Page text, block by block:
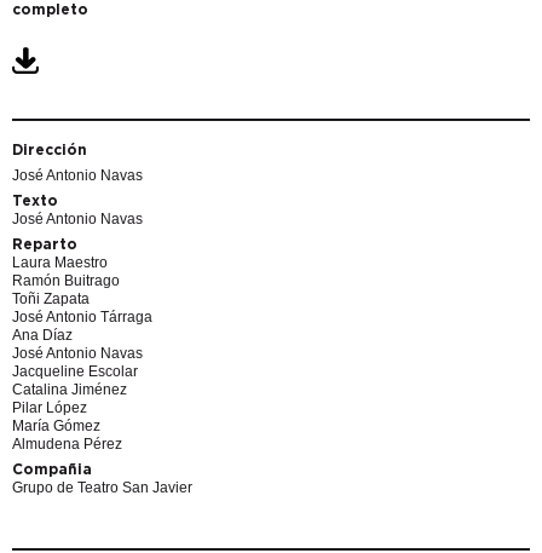
completo
Dirección
José Antonio Navas
Texto
José Antonio Navas
Reparto
Laura Maestro
Ramón Buitrago
Toñi Zapata
José Antonio Tárraga
Ana Díaz
José Antonio Navas
Jacqueline Escolar
Catalina Jiménez
Pilar López
María Gómez
Almudena Pérez
Compañia
Grupo de Teatro San Javier